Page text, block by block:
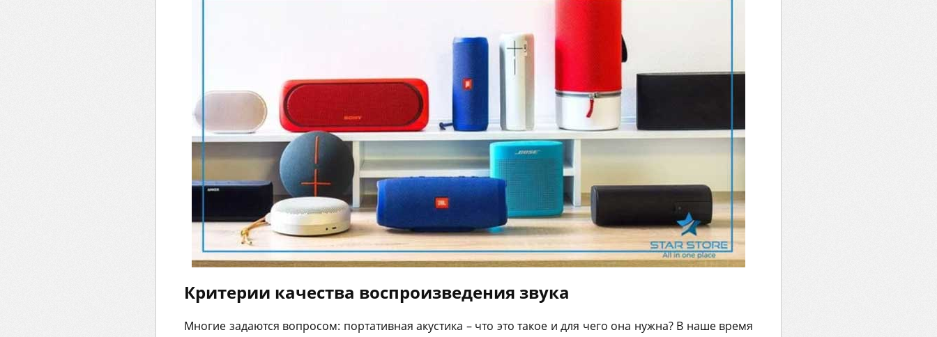
Критерии качества воспроизведения звука
Многие задаются вопросом: портативная акустика – что это такое и для чего она нужна? В наше время